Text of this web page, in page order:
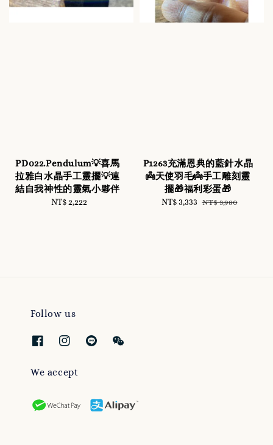
PD022.Pendulum💡喜馬
拉雅白水晶手工靈擺💡連
結自我神性的靈氣小夥伴
Regular
NT$ 2,222
P1263充滿恩典的藍針水晶
👼天使羽毛👼手工雕刻靈
擺🎁福利彩蛋🎁
Sale
NT$ 3,333 Regular
NT$ 3,980
Follow us
We accept